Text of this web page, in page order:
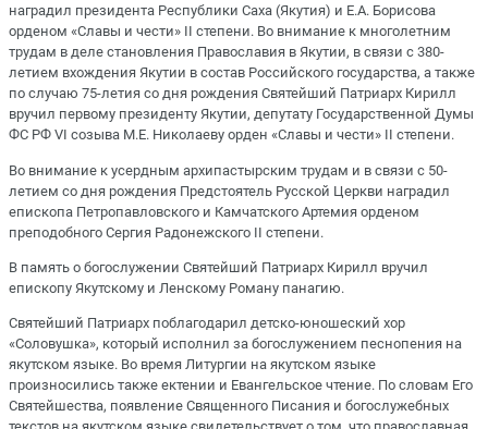
наградил президента Республики Саха (Якутия) и Е.А. Борисова
орденом «Славы и чести» II степени. Во внимание к многолетним
трудам в деле становления Православия в Якутии, в связи с 380-
летием вхождения Якутии в состав Российского государства, а также
по случаю 75-летия со дня рождения Святейший Патриарх Кирилл
вручил первому президенту Якутии, депутату Государственной Думы
ФС РФ VI созыва М.Е. Николаеву орден «Славы и чести» II степени.
Во внимание к усердным архипастырским трудам и в связи с 50-
летием со дня рождения Предстоятель Русской Церкви наградил
епископа Петропавловского и Камчатского Артемия орденом
преподобного Сергия Радонежского II степени.
В память о богослужении Святейший Патриарх Кирилл вручил
епископу Якутскому и Ленскому Роману панагию.
Святейший Патриарх поблагодарил детско-юношеский хор
«Соловушка», который исполнил за богослужением песнопения на
якутском языке. Во время Литургии на якутском языке
произносились также ектении и Евангельское чтение. По словам Его
Святейшества, появление Священного Писания и богослужебных